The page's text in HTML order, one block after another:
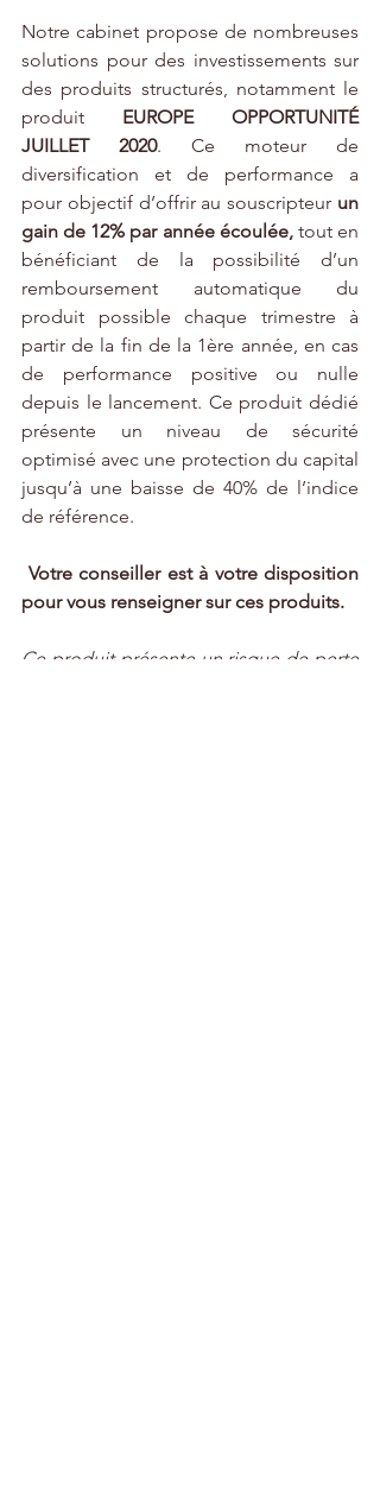
Notre cabinet propose de nombreuses
solutions pour des investissements sur
des produits structurés, notamment le
produit EUROPE OPPORTUNITÉ
JUILLET 2020. Ce moteur de
diversification et de performance a
pour objectif d’offrir au souscripteur un
gain de 12% par année écoulée, tout en
bénéficiant de la possibilité d’un
remboursement automatique du
produit possible chaque trimestre à
partir de la fin de la 1ère année, en cas
de performance positive ou nulle
depuis le lancement. Ce produit dédié
présente un niveau de sécurité
optimisé avec une protection du capital
jusqu’à une baisse de 40% de l’indice
de référence.
Votre conseiller est à votre disposition
pour vous renseigner sur ces produits.
Ce produit présente un risque de perte